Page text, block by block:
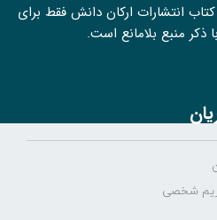
انتشارات ارکان دانش فقط برای
ذکر منبع بلامانع است.
شخصی